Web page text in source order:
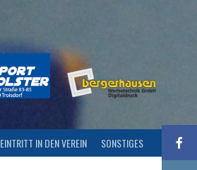
EINTRITT IN DEN VEREIN SONSTIGES